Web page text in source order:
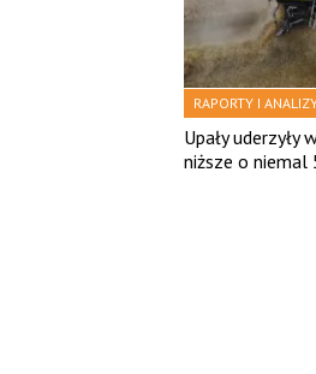
RAPORTY I
Upały uderzyły
niższe o niemal